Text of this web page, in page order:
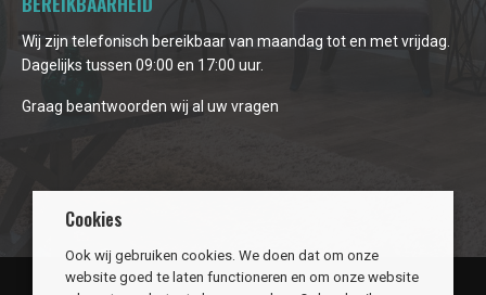
Wij zijn telefonisch bereikbaar van maandag tot en met vrijdag.
Dagelijks tussen 09:00 en 17:00 uur.
Graag beantwoorden wij al uw vragen
Cookies
Ook wij gebruiken cookies. We doen dat om onze
website goed te laten functioneren en om onze website